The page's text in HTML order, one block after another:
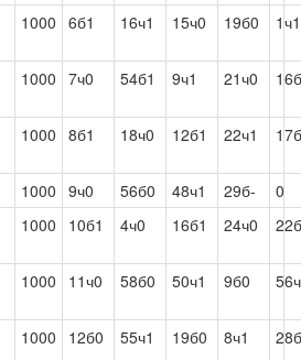
1000 6б1 16ч1 15ч0 19б0 1ч1
1000 7ч0 54б1 9ч1 21ч0
1000 8б1 18ч0 12б1 22ч1
1000 9ч0 56б0 48ч1 29б-
0
1000 10б1 4ч0 16б1 24ч0
1000 11ч0 58б0 50ч1 9б0
1000 12б0 55ч1 19б0 8ч1